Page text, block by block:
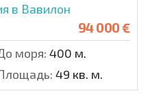
в Вавилон
94 000 €
моря: 400 м.
49 кв. м.